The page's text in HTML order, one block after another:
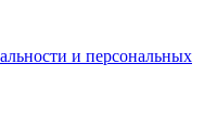
и персональных